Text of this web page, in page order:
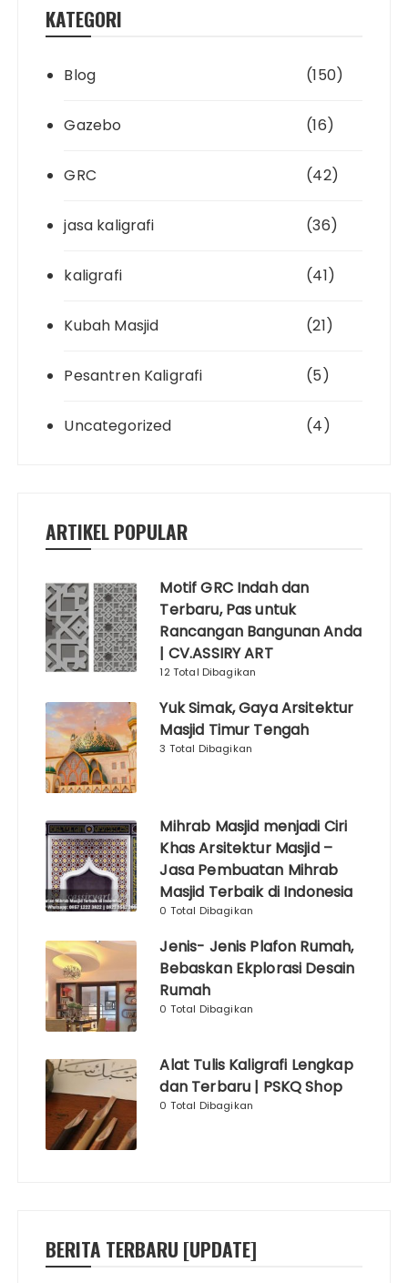
KATEGORI
Blog (150)
Gazebo (16)
GRC (42)
jasa kaligrafi (36)
kaligrafi (41)
Kubah Masjid (21)
Pesantren Kaligrafi (5)
Uncategorized (4)
ARTIKEL POPULAR
Motif GRC Indah dan
Terbaru, Pas untuk
Rancangan Bangunan Anda
| CV.ASSIRY ART
12 Total Dibagikan
Yuk Simak, Gaya Arsitektur
Masjid Timur Tengah
3 Total Dibagikan
Mihrab Masjid menjadi Ciri
Khas Arsitektur Masjid –
Jasa Pembuatan Mihrab
Masjid Terbaik di Indonesia
0 Total Dibagikan
Jenis- Jenis Plafon Rumah,
Bebaskan Ekplorasi Desain
Rumah
0 Total Dibagikan
Alat Tulis Kaligrafi Lengkap
dan Terbaru | PSKQ Shop
0 Total Dibagikan
BERITA TERBARU [UPDATE]